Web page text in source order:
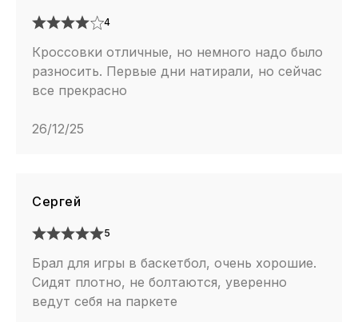
4
Кроссовки отличные, но немного надо было
разносить. Первые дни натирали, но сейчас
все прекрасно
26/12/25
Сергей
5
Брал для игры в баскетбол, очень хорошие.
Сидят плотно, не болтаются, уверенно
ведут себя на паркете